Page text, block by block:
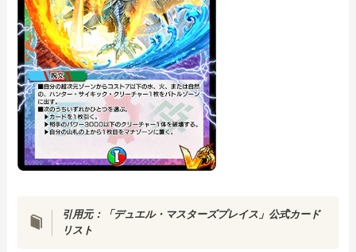
引用元：「デュエル・マスターズプレイス」公式カード
リスト